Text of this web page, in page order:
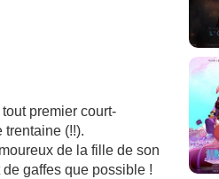
premier court-
(!!).
de la fille de son
gaffes que possible !